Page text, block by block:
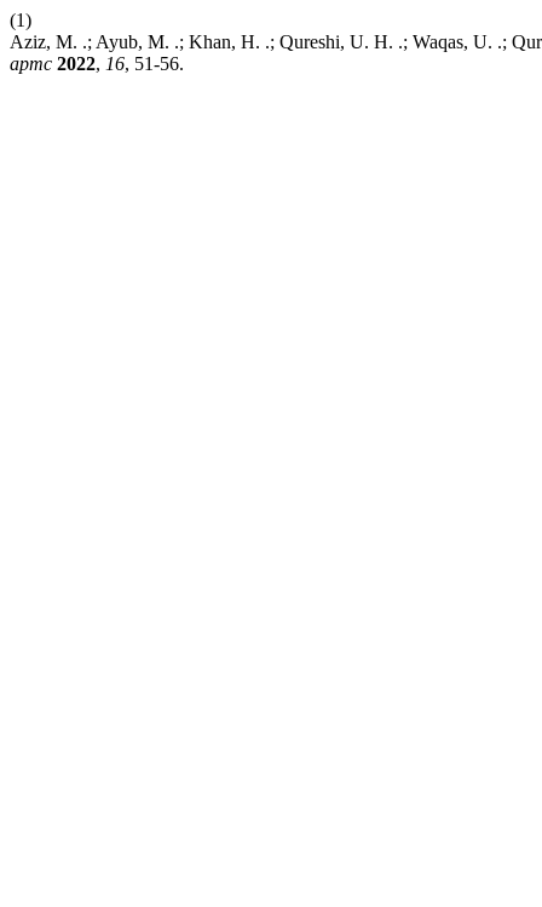
(1)
Aziz, M. .; Ayub, M. .; Khan, H. .; Qureshi, U. H. .; Waqas, U. .;
apmc 2022, 16, 51-56.